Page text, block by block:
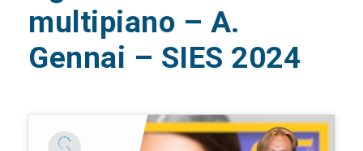
multipiano – A.
Gennai – SIES 2024